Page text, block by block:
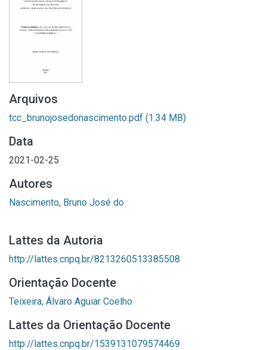
Arquivos
tcc_brunojosedonascimento.pdf (1.34 MB)
Data
2021-02-25
Autores
Nascimento, Bruno José do
Lattes da Autoria
http://lattes.cnpq.br/8213260513385508
Orientação Docente
Teixeira, Álvaro Aguiar Coelho
Lattes da Orientação Docente
http://lattes.cnpq.br/1539131079574469